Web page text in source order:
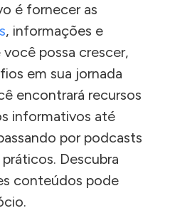
é fornecer as
, informações e
possa crescer,
em sua jornada
encontrará recursos
informativos até
por podcasts
Descubra
conteúdos pode